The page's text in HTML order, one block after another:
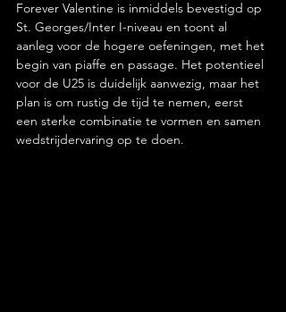
Forever Valentine is inmiddels bevestigd op
St. Georges/Inter I-niveau en toont al
aanleg voor de hogere oefeningen, met het
begin van piaffe en passage. Het potentieel
voor de U25 is duidelijk aanwezig, maar het
plan is om rustig de tijd te nemen, eerst
een sterke combinatie te vormen en samen
wedstrijdervaring op te doen.